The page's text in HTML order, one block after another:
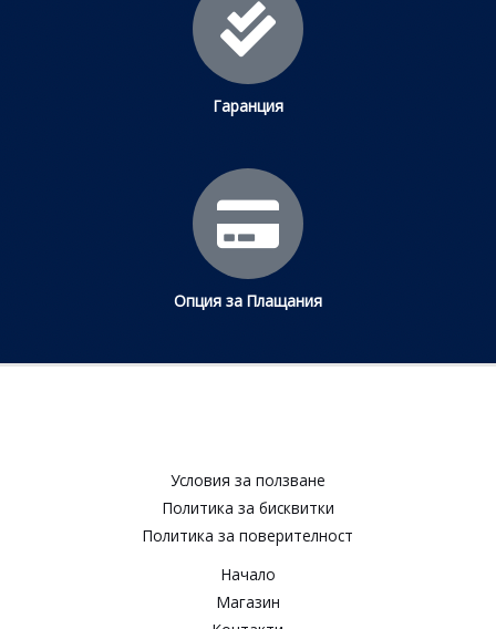
Гаранция
Опция за Плащания
Условия за ползване​
Политика за бисквитки​
Политика за поверителност​
Начало
Магазин